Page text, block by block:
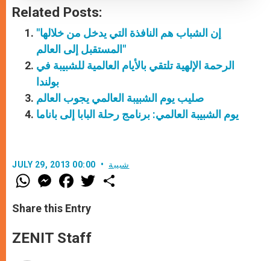
Related Posts:
"إن الشباب هم النافذة التي يدخل من خلالها
المستقبل إلى العالم"
الرحمة الإلهية تلتقي بالأيام العالمية للشبيبة في
بولندا
صليب يوم الشبيبة العالمي يجوب العالم
يوم الشبيبة العالمي: برنامج رحلة البابا إلى باناما
JULY 29, 2013 00:00 شبيبة
W
h
t
s
p
p
M
e
s
e
g
e
F
a
e
b
o
k
w
Share this Entry
ZENIT Staff